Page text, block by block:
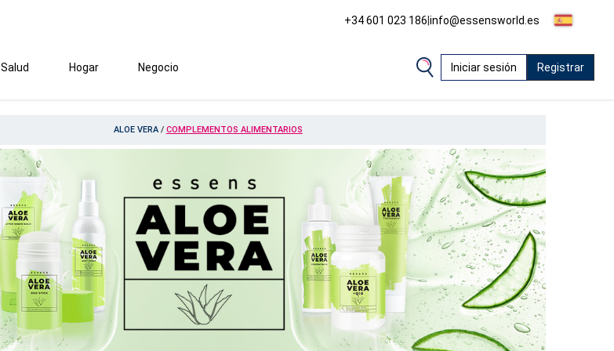
+34 601 023 186|info@essensworld.es
Salud Hogar Negocio Iniciar sesión Registrar
ALOE VERA/ COMPLEMENTOS ALIMENTARIOS